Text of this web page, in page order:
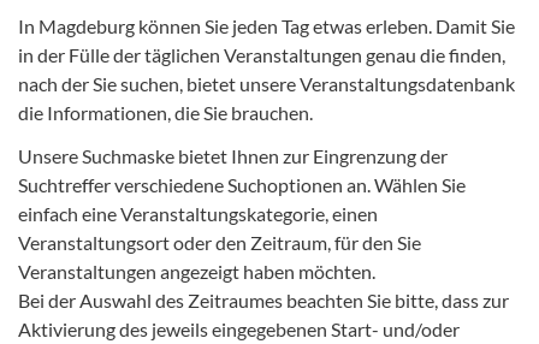
In Magdeburg können Sie jeden Tag etwas erleben. Damit Sie
in der Fülle der täglichen Veranstaltungen genau die finden,
nach der Sie suchen, bietet unsere Veranstaltungsdatenbank
die Informationen, die Sie brauchen.
Unsere Suchmaske bietet Ihnen zur Eingrenzung der
Suchtreffer verschiedene Suchoptionen an. Wählen Sie
einfach eine Veranstaltungskategorie, einen
Veranstaltungsort oder den Zeitraum, für den Sie
Veranstaltungen angezeigt haben möchten.
Bei der Auswahl des Zeitraumes beachten Sie bitte, dass zur
Aktivierung des jeweils eingegebenen Start- und/oder